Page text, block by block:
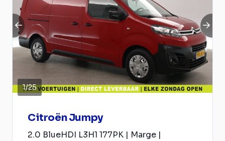
1/25
Citroën Jumpy
2.0 BlueHDI L3H1 177PK | Marge |